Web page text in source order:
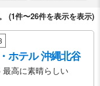
(1件〜26件を表示を表示)
ホテル 沖縄北谷
最高に素晴らしい